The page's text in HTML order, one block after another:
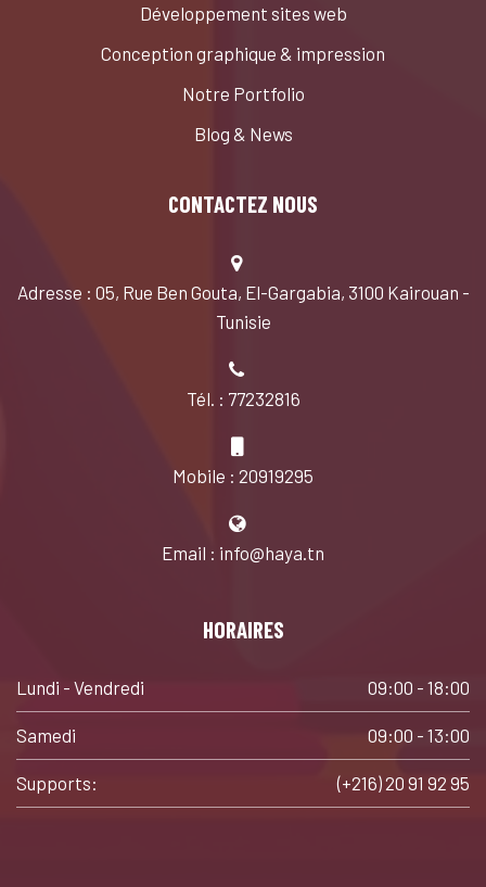
Développement sites web
Conception graphique & impression
Notre Portfolio
Blog & News
CONTACTEZ NOUS
Adresse : 05, Rue Ben Gouta, El-Gargabia, 3100 Kairouan -
Tunisie
Tél. : 77232816
Mobile : 20919295
Email : info@haya.tn
HORAIRES
Lundi - Vendredi 09:00 - 18:00
Samedi 09:00 - 13:00
Supports: (+216) 20 91 92 95